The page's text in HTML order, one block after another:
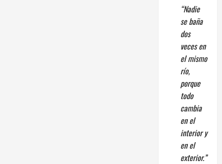
“Nadie
se baña
dos
veces en
el mismo
río,
porque
todo
cambia
en el
interior y
en el
exterior.”